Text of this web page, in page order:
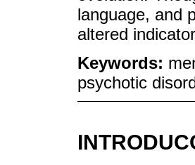
language, and
altered
Keywords:
psychotic